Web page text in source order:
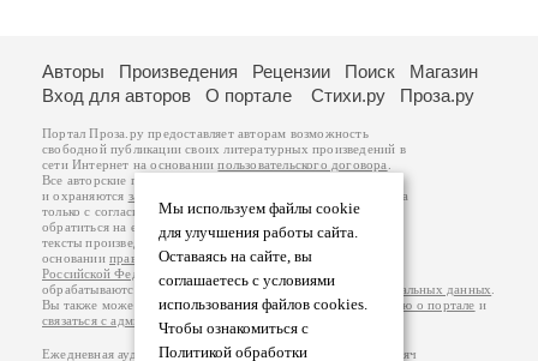
Мы используем файлы cookie
для улучшения работы сайта.
Оставаясь на сайте, вы
соглашаетесь с условиями
использования файлов cookies.
Чтобы ознакомиться с
Политикой обработки
Авторы Произведения Рецензии Поиск
Магазин
Вход для авторов
О портале Стихи.ру Проза.ру
Портал Проза.ру предоставляет авторам возможность
свободной публикации своих литературных произведений в
сети Интернет на основаниипользовательского договора
Все авторские права на произведения принадлежат авторам
и охраняются законом
. Перепечатка произведений возможна
только с согласия его автора, к которому вы можете
обратиться на его авторской странице. Ответственность за
тексты произведений авторы несут самостоятельно на
основанииправил публикацииизаконодательства
Российской Федерации
обрабатываются на основанииПолитики обработки персональных данных
Вы также можете посмотреть более подробнуюинформацию о портале и
связаться с администрацией
Ежедневная аудитория портала Проза.ру – порядка 100 тысяч